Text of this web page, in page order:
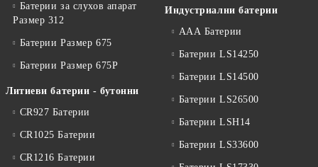
Батерии за слухов апарат
Размер 312
Батерии Размер 675
Батерии Размер 675P
Литиеви батерии - бутонни
CR927 Батерии
CR1025 Батерии
CR1216 Батерии
Индустриални батерии
ААА Батерии
Батерии LS14250
Батерии LS14500
Батерии LS26500
Батерии LSH14
Батерии LS33600